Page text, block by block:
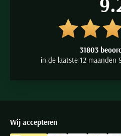
31803
in de laatste 12 maanden
Wij accepteren